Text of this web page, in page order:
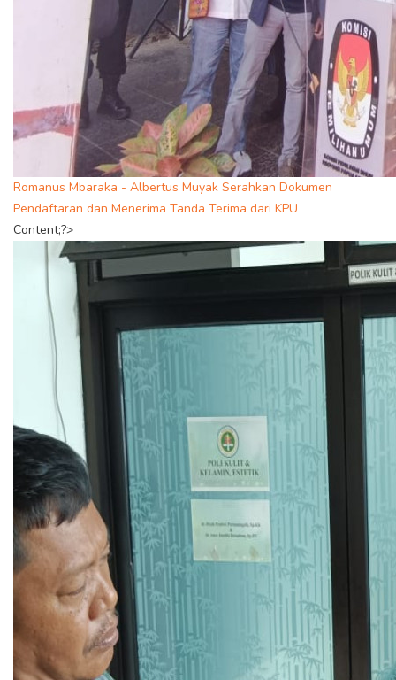
Romanus Mbaraka - Albertus Muyak Serahkan Dokumen
Pendaftaran dan Menerima Tanda Terima dari KPU
Content;?>